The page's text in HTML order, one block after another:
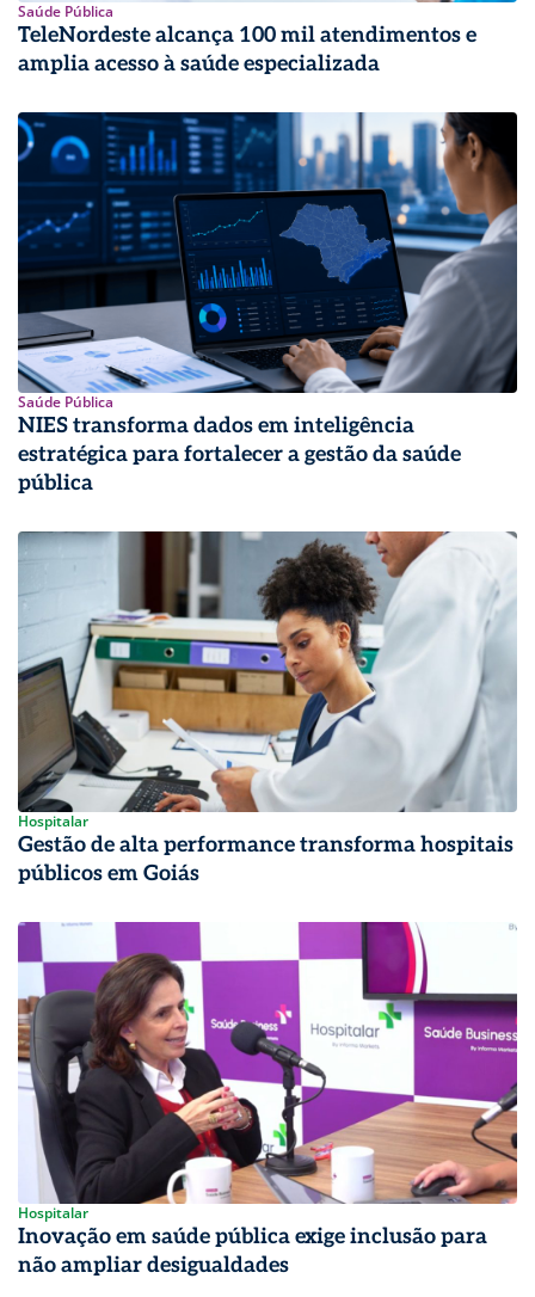
Saúde Pública
TeleNordeste alcança 100 mil atendimentos e
amplia acesso à saúde especializada
Saúde Pública
NIES transforma dados em inteligência
estratégica para fortalecer a gestão da saúde
pública
Hospitalar
Gestão de alta performance transforma hospitais
públicos em Goiás
Hospitalar
Inovação em saúde pública exige inclusão para
não ampliar desigualdades